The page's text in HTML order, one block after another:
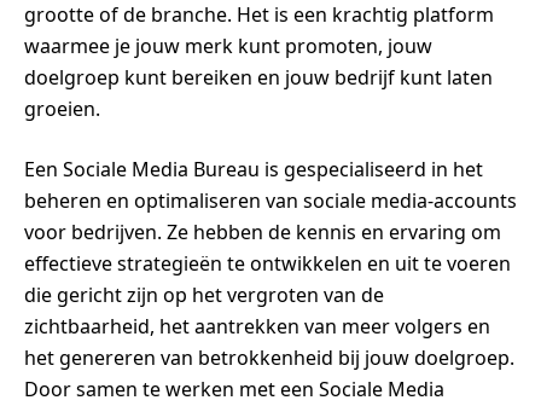
grootte of de branche. Het is een krachtig platform
waarmee je jouw merk kunt promoten, jouw
doelgroep kunt bereiken en jouw bedrijf kunt laten
groeien.
Een Sociale Media Bureau is gespecialiseerd in het
beheren en optimaliseren van sociale media-accounts
voor bedrijven. Ze hebben de kennis en ervaring om
effectieve strategieën te ontwikkelen en uit te voeren
die gericht zijn op het vergroten van de
zichtbaarheid, het aantrekken van meer volgers en
het genereren van betrokkenheid bij jouw doelgroep.
Door samen te werken met een Sociale Media